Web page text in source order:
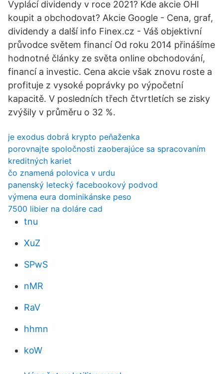
Vyplácí dividendy v roce 2021? Kde akcie OHI
koupit a obchodovat? Akcie Google - Cena, graf,
dividendy a další info Finex.cz - Váš objektivní
průvodce světem financí Od roku 2014 přinášíme
hodnotné články ze světa online obchodování,
financí a investic. Cena akcie však znovu roste a
profituje z vysoké poprávky po výpočetní
kapacitě. V posledních třech čtvrtletích se zisky
zvýšily v průměru o 32 %.
je exodus dobrá krypto peňaženka
porovnajte spoločnosti zaoberajúce sa spracovaním
kreditných kariet
čo znamená polovica v urdu
panenský letecký facebookový podvod
výmena eura dominikánske peso
7500 libier na doláre cad
tnu
XuZ
SPwS
nMR
RaV
hhmn
koW